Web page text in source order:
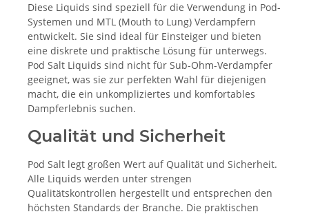
Diese Liquids sind speziell für die Verwendung in Pod-
Systemen und MTL (Mouth to Lung) Verdampfern
entwickelt. Sie sind ideal für Einsteiger und bieten
eine diskrete und praktische Lösung für unterwegs.
Pod Salt Liquids sind nicht für Sub-Ohm-Verdampfer
geeignet, was sie zur perfekten Wahl für diejenigen
macht, die ein unkompliziertes und komfortables
Dampferlebnis suchen.
Qualität und Sicherheit
Pod Salt legt großen Wert auf Qualität und Sicherheit.
Alle Liquids werden unter strengen
Qualitätskontrollen hergestellt und entsprechen den
höchsten Standards der Branche. Die praktischen